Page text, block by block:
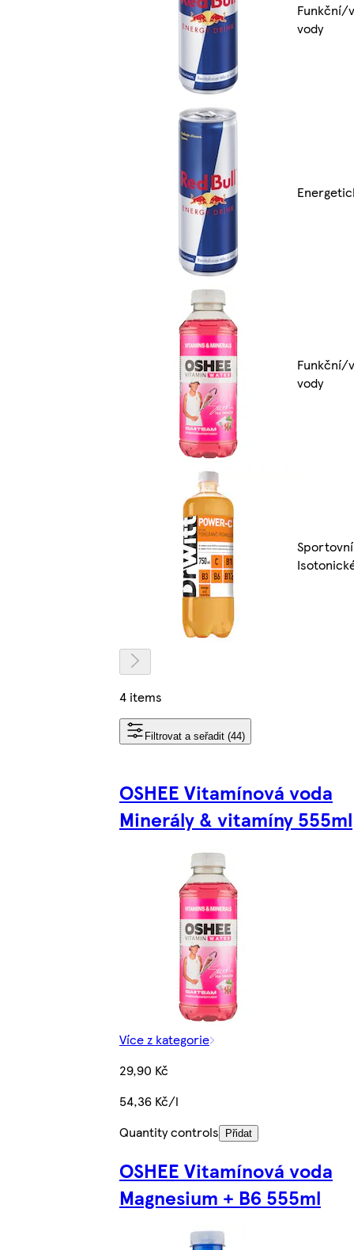
Funkční/
vody
Funkční/
vody
4 items
Filtrovat a seřadit (44)
OSHEE Vitamínová voda
Minerály & vitamíny 555ml
Více z kategorie
29,90 Kč
54,36 Kč/l
Quantity controls
Přidat
OSHEE Vitamínová voda
Magnesium + B6 555ml